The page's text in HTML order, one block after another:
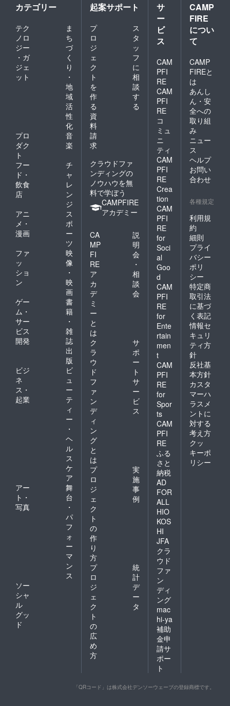
カテゴリー
テク
ノロ
ジー
・ガ
ジェ
ット
ま
ち
づ
く
り
・
地
域
活
性
化
プロ
ダク
ト
音
楽
フー
ド・
飲食
店
チ
ャ
レ
ン
ジ
アニ
メ・
漫画
ス
ポ
ー
ツ
ファ
ッ
ショ
ン
映
像
・
映
画
ゲー
ム・
サー
ビス
開発
書
籍
・
雑
誌
出
版
ビジ
ネ
ス・
起業
ビ
ュ
ー
テ
ィ
ー
・
ヘ
ル
ス
ケ
ア
アー
ト・
写真
舞
台
・
パ
フ
ォ
ー
マ
ン
ス
ソー
シャ
ル
グッ
ド
起案サポート
プ
ロ
ジ
ェ
ク
ト
を
作
る
ス
タ
ッ
フ
に
相
談
す
る
資
料
請
求
クラウドファ
ンディングの
ノウハウを無
料で学ぼう
CAMPFIRE
アカデミー
CA
MP
FI
RE
ア
カ
デ
ミ
ー
と
は
説
明
会
・
相
談
会
ク
ラ
ウ
ド
フ
ァ
ン
デ
ィ
ン
グ
と
は
サ
ポ
ー
ト
サ
ー
ビ
ス
プ
ロ
ジ
ェ
ク
ト
の
作
り
方
実
施
事
例
プ
ロ
ジ
ェ
ク
ト
の
広
め
方
統
計
デ
ー
タ
サ
ー
ビ
ス
CAM
PFI
RE
CAM
PFI
RE
コ
ミュ
ニ
ティ
CAM
PFI
RE
Crea
tion
CAM
PFI
RE
for
Soci
al
Goo
d
CAM
PFI
RE
for
Ente
rtain
men
t
CAM
PFI
RE
for
Spor
ts
CAM
PFI
RE
ふる
さと
納税
AD
FOR
ALL
HIO
KOS
HI
JFA
クラ
ウド
ファ
ン
ディ
ング
mac
hi-ya
補助
金申
請サ
ポー
ト
CAMP
FIRE
につい
て
CAMP
FIREと
は
あんし
ん・安
全への
取り組
み
ニュー
ス
ヘルプ
お問い
合わせ
各種規定
利用規
約
細則
プライ
バシー
ポリ
シー
特定商
取引法
に基づ
く表記
情報セ
キュリ
ティ方
針
反社基
本方針
カスタ
マーハ
ラスメ
ントに
対する
考え方
クッ
キーポ
リシー
「QRコード」は株式会社デンソーウェーブの登録商標です。